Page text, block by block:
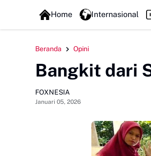
FOXLINE NEWS
Home Internasional
Beranda Opini
Bangkit dari
FOXNESIA
Januari 05, 2026